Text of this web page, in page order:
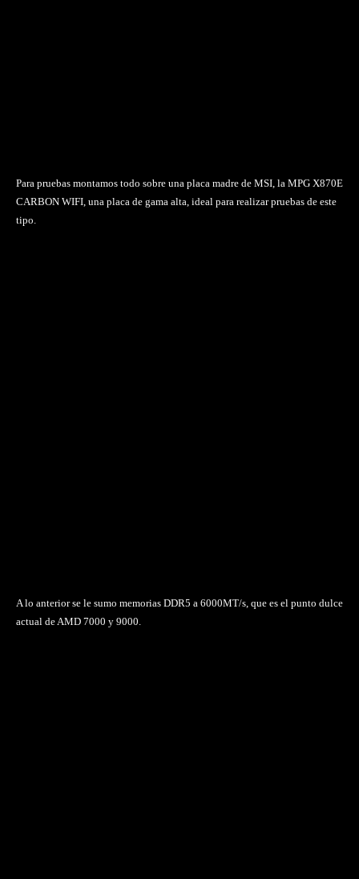
Para pruebas montamos todo sobre una placa madre de MSI, la MPG X870E
CARBON WIFI, una placa de gama alta, ideal para realizar pruebas de este
tipo.
A lo anterior se le sumo memorias DDR5 a 6000MT/s, que es el punto dulce
actual de AMD 7000 y 9000.